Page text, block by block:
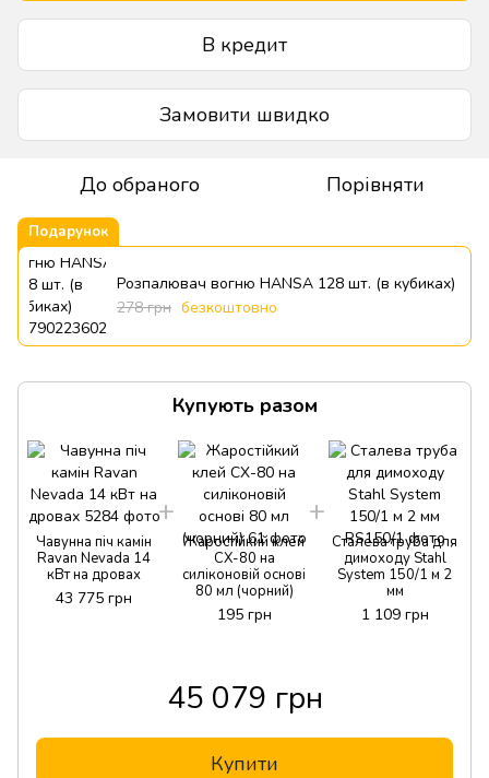
В кредит
Замовити швидко
До обраного Порівняти
Подарунок
Розпалювач вогню HANSA 128 шт. (в кубиках)
278 грн безкоштовно
Купують разом
Чавунна піч камін
Ravan Nevada 14
кВт на дровах
43 775 грн
Жаростійкий клей
CX-80 на
силіконовій основі
80 мл (чорний)
195 грн
Сталева труба для
димоходу Stahl
System 150/1 м 2
мм
1 109 грн
45 079 грн
Купити